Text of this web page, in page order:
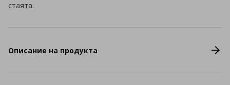
стаята.
Описание на продукта